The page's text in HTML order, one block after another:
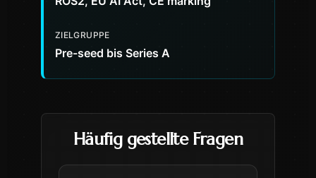
ZIELGRUPPE
Pre-seed bis Series A
Häufig gestellte Fragen